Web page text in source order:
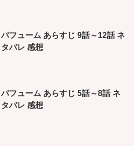
パフューム あらすじ 9話～12話 ネ
タバレ 感想
パフューム あらすじ 5話～8話 ネ
タバレ 感想